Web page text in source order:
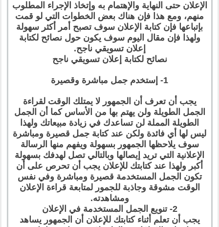
الإعلان حتى النهاية والإهتمام به وإتخاذ الإجراء المطلوب
منهم، ومع هذا فإن هناك بعض الخطوات التي لو قمت
بإتباعها فإن كتابة الإعلان سوف تصبح أمر أكثر سهولة
ولهذا فإن مقال اليوم سوف يكون حول نصائح لكتابة
إعلان تسويقي ناجح.
نصائح لكتابة إعلان تسويقي ناجح
1- إستخدم جمل مباشرة وقصيرة
يجب أن تعرف أن الجمهور لا يمتلك الوقت لقراءة
الجمل الطويلة ولن يهتم بها من الأساس كما أن الجمل
الطويلة المملة لن تساعدك في زيادة مبيعاتك ولهذا
ليس لها أي فائدة ولكن عند كتابة جمل قصيرة ومباشرة
سوف يلاحظها الجمهور بسهولة ويفهم منها الرسالة
الإعلانية التي تريد إيصالها وبالتالي تصل لهدفك بسهولة
أكبر ولهذا عند كتابتك للإعلان يجب أن تحرص على أن
تكون الجمل المستخدمة قصيرة ومباشرة وفي نفس
الوقت مشوقة وجاذبة للجمور لمتابعة قراءة الإعلان
ومشاهدته.
2- تنويع الجمل المستخدمة في الإعلان
يجب أن تعلم أثناء كتابتك للإعلان أن الجمهور يساهد